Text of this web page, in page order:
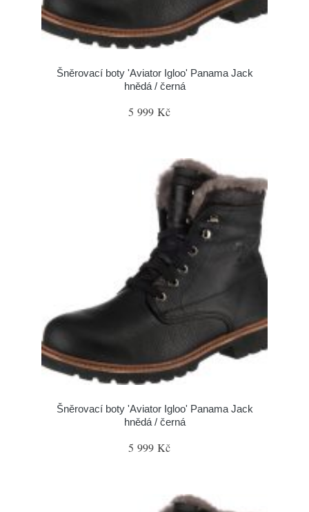
Šněrovací boty 'Aviator Igloo' Panama Jack
hnědá / černá
5 999 Kč
Šněrovací boty 'Aviator Igloo' Panama Jack
hnědá / černá
5 999 Kč